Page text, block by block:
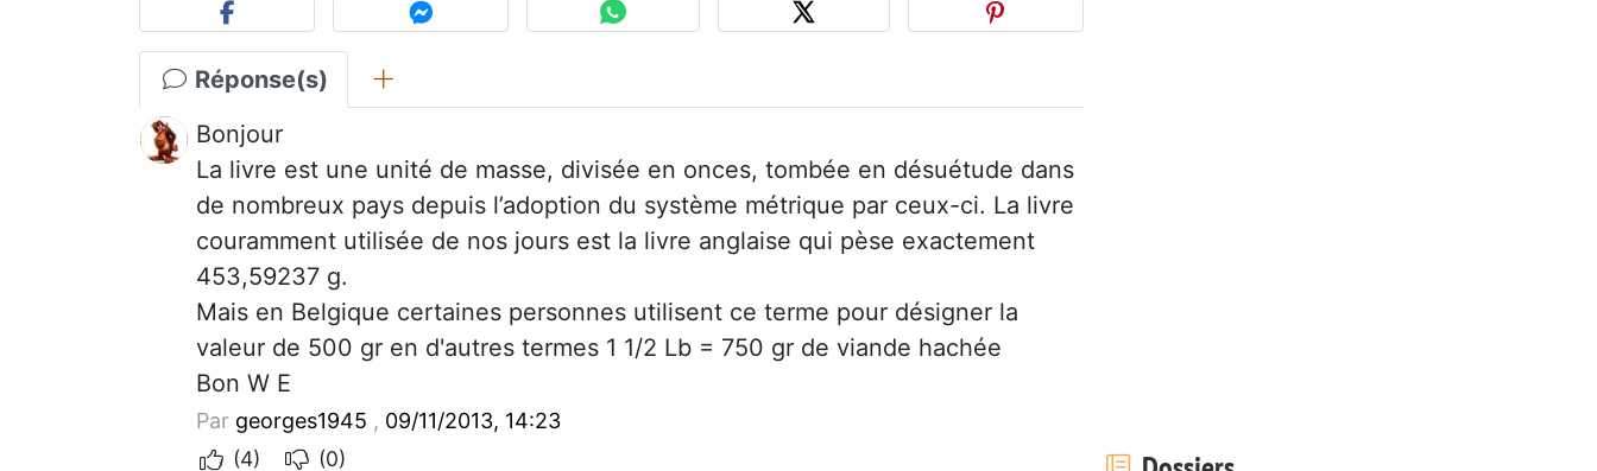
Réponse(s)
Bonjour
La livre est une unité de masse, divisée en onces, tombée en désuétude dans
de nombreux pays depuis l’adoption du système métrique par ceux-ci. La livre
couramment utilisée de nos jours est la livre anglaise qui pèse exactement
453,59237 g.
Mais en Belgique certaines personnes utilisent ce terme pour désigner la
valeur de 500 gr en d'autres termes 1 1/2 Lb = 750 gr de viande hachée
Bon W E
Par georges1945 , 09/11/2013, 14:23
(4)
(0)